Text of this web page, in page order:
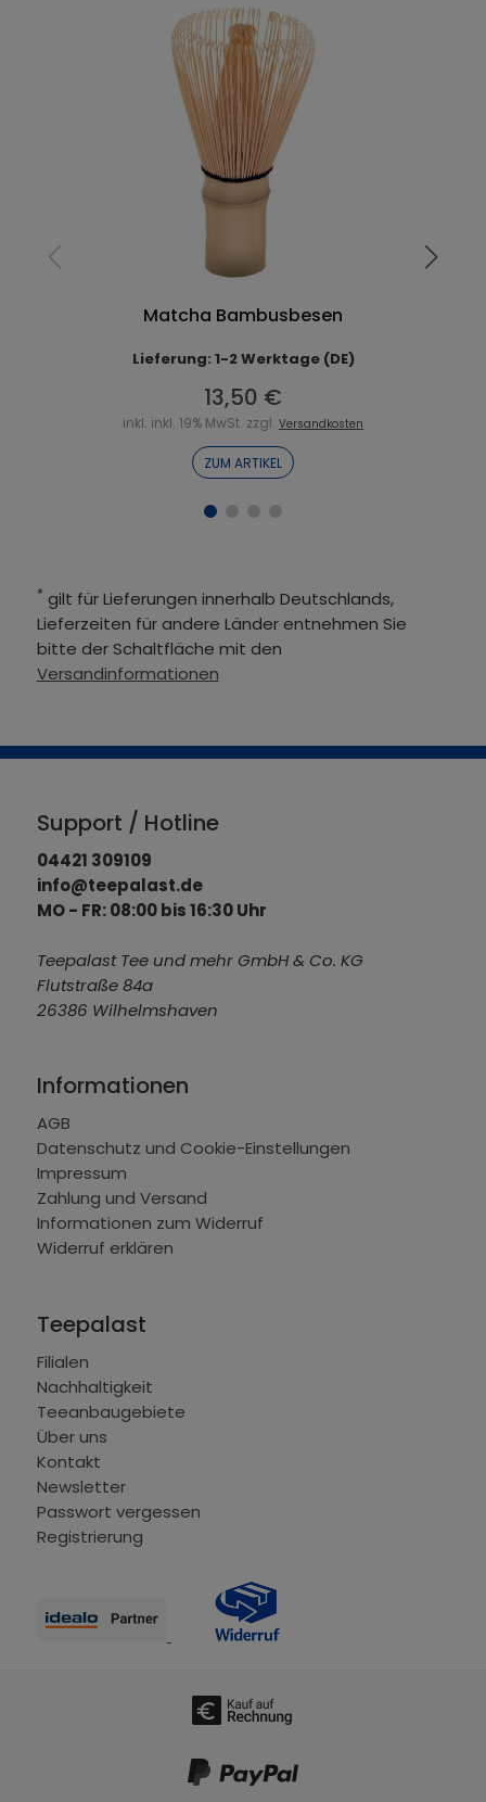
Matcha Bambusbesen
Lieferung: 1-2 Werktage (DE)
13,50 €
inkl. inkl. 19% MwSt. zzgl.Versandkosten
ZUM ARTIKEL
* gilt für Lieferungen innerhalb Deutschlands,
Lieferzeiten für andere Länder entnehmen Sie
bitte der Schaltfläche mit den
Versandinformationen
Support / Hotline
04421 309109
info@teepalast.de
MO - FR: 08:00 bis 16:30 Uhr
Teepalast Tee und mehr GmbH & Co. KG
Flutstraße 84a
26386 Wilhelmshaven
Informationen
AGB
Datenschutz und Cookie-Einstellungen
Impressum
Zahlung und Versand
Informationen zum Widerruf
Widerruf erklären
Teepalast
Filialen
Nachhaltigkeit
Teeanbaugebiete
Über uns
Kontakt
Newsletter
Passwort vergessen
Registrierung